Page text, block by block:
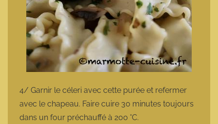
4/ Garnir le céleri avec cette purée et refermer
avec le chapeau. Faire cuire 30 minutes toujours
dans un four préchauffé à 200 °C.